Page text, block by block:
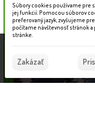
Táto stránka používa
pomáhajú poskytovať
služieb vyjadrujete súhlas s
Súbory cookies používame pre
jej funkcií. Pomocou súborov
preferovaný jazyk, zvyšujeme
počítame návštevnosť stránok a
stránke.
Zakázať